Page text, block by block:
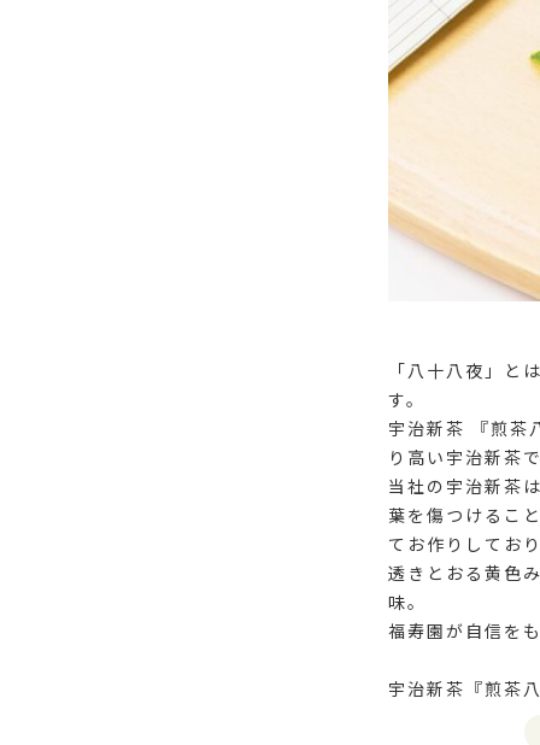
「八十八夜」と
す。
宇治新茶 『煎茶
り高い宇治新茶で
当社の宇治新茶
葉を傷つけるこ
てお作りしており
透きとおる黄色
味。
福寿園が自信を
宇治新茶『煎